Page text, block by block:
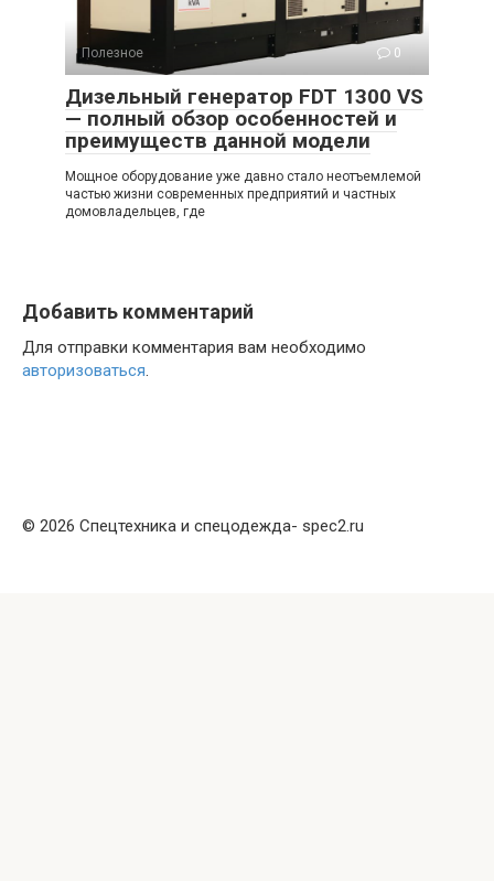
Полезное 0
Дизельный генератор FDT 1300 VS
— полный обзор особенностей и
преимуществ данной модели
Мощное оборудование уже давно стало неотъемлемой
частью жизни современных предприятий и частных
домовладельцев, где
Добавить комментарий
Для отправки комментария вам необходимо
авторизоваться.
© 2026 Спецтехника и спецодежда- spec2.ru